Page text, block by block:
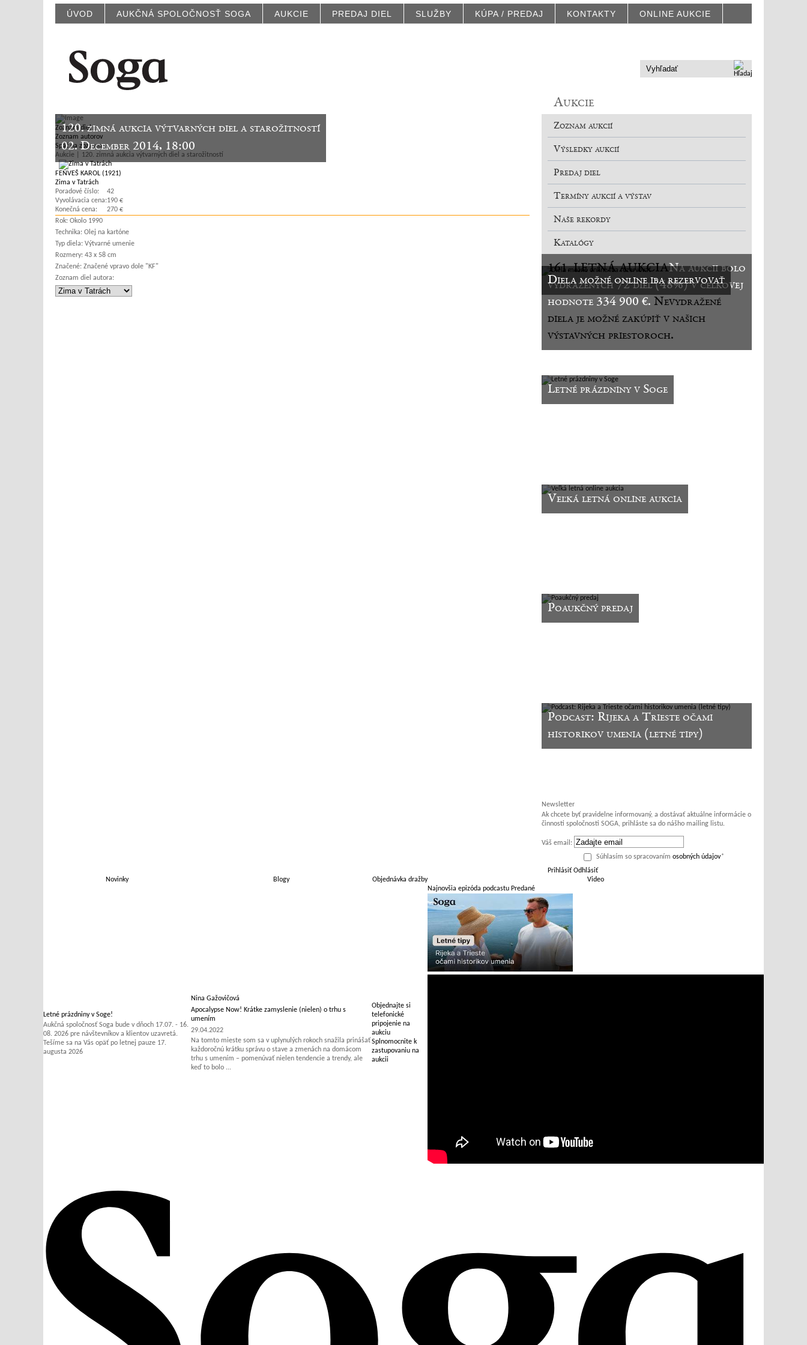
ÚVOD AUKČNÁ SPOLOČNOSŤ SOGA AUKCIE PREDAJ DIEL SLUŽBY KÚPA / PREDAJ KONTAKTY ONLINE AUKCIE
120. zimná aukcia výtvarných diel a starožitností
02. December 2014, 18:00
Zoznam diel
Zoznam autorov
Späť na zoznam
Aukcie | 120. zimná aukcia výtvarných diel a starožitností
FEŇVEŠ KAROL (1921)
Zima v Tatrách
Poradové číslo:
42
Vyvolávacia cena:190 €
Konečná cena:
270 €
Rok: Okolo 1990
Technika: Olej na kartóne
Typ diela: Výtvarné umenie
Rozmery: 43 x 58 cm
Značené: Značené vpravo dole "KF"
Zoznam diel autora:
Aukcie
Zoznam aukcií
Výsledky aukcií
Predaj diel
Termíny aukcií a výstav
Naše rekordy
Katalógy
161. LETNÁ AUKCIANa aukcii bolo
vydražených 72 diel (48%) v celkovej
hodnote 334 900 €.Nevydražené
diela je možné zakúpiť v našich
výstavných priestoroch.
Diela možné online iba rezervovať
Letné prázdniny v Soge
Veľká letná online aukcia
Poaukčný predaj
Podcast: Rijeka a Trieste očami
historikov umenia (letné tipy)
Newsletter
Ak chcete byť pravidelne informovaný, a dostávať aktuálne informácie o
činnosti spoločnosti SOGA, prihláste sa do nášho mailing listu.
Váš email:
Súhlasím so spracovaním osobných údajov*
Prihlásiť Odhlásiť
Novinky
Blogy Objednávka dražby Video
Letné prázdniny v Soge!
Aukčná spoločnosť Soga bude v dňoch 17.07. - 16.
08. 2026 pre návštevníkov a klientov uzavretá.
Tešíme sa na Vás opäť po letnej pauze 17.
augusta 2026
Nina Gažovičová
Apocalypse Now! Krátke zamyslenie (nielen) o trhu s
umením
29.04.2022
Na tomto mieste som sa v uplynulých rokoch snažila prinášať
každoročnú krátku správu o stave a zmenách na domácom
trhu s umením – pomenúvať nielen tendencie a trendy, ale
keď to bolo ...
Objednajte si
telefonické
pripojenie na
aukciu
Splnomocnite k
zastupovaniu na
aukcii
Najnovšia epizóda podcastu Predané